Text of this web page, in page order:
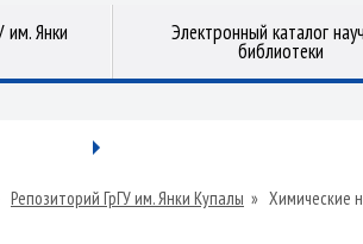
им. Янки Электронный каталог
библиотеки
Репозиторий ГрГУ им. Янки Купалы » Химические